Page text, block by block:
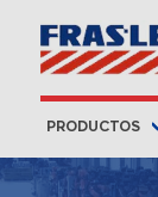
PRODUCTOS